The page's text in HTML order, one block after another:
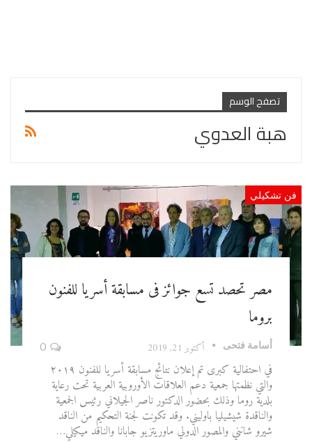
تصفح الوسم
هبة العدوي
فن تشكيلي
مصر تحصد تسع جوائز فى مسابقة أسريا للفنون
بروما
أسامة فتحى أكتوبر 21, 2019 0
في احتفالية كبرى تم إعلان نتائج مسابقة أسريا للفنون ٢٠١٩
والتي نظمتها جمعية دعم العلاقات الأوروبية العربية تحت رعاية
بلدية روما وذلك بحضور الدكتور ناصر الجيلاني رئيس الجمعية
والناقدة شيشيليا باوليني. وقد تكونت لجنة التحكيم من الناقد
شيرو شانني والمصور الدولي ماوريتزيو جابانا والناقد ميكيلي…